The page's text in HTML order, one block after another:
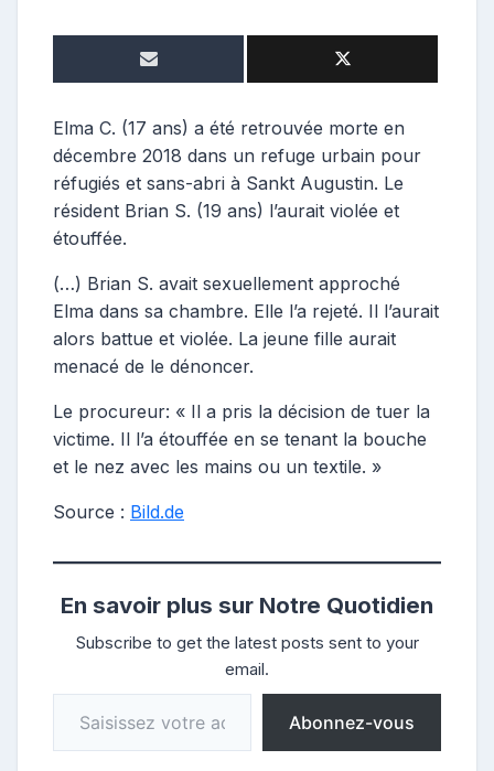
Elma C. (17 ans) a été retrouvée morte en
décembre 2018 dans un refuge urbain pour
réfugiés et sans-abri à Sankt Augustin. Le
résident Brian S. (19 ans) l’aurait violée et
étouffée.
(…) Brian S. avait sexuellement approché
Elma dans sa chambre. Elle l’a rejeté. Il l’aurait
alors battue et violée. La jeune fille aurait
menacé de le dénoncer.
Le procureur: « Il a pris la décision de tuer la
victime. Il l’a étouffée en se tenant la bouche
et le nez avec les mains ou un textile. »
Source : Bild.de
En savoir plus sur Notre Quotidien
Subscribe to get the latest posts sent to your
email.
Saisissez votre adresse e-mail…
Abonnez-vous